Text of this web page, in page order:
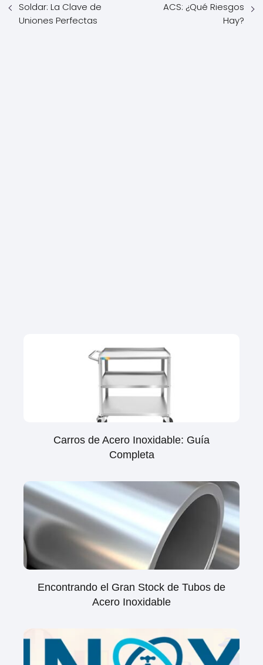
Soldar: La Clave de
Uniones Perfectas
ACS: ¿Qué Riesgos
Hay?
Carros de Acero Inoxidable: Guía
Completa
Encontrando el Gran Stock de Tubos de
Acero Inoxidable